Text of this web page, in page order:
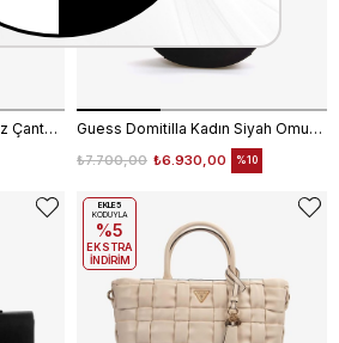
Guess Marion Kadın Çapraz Çanta HWWG8072190 Guess Domitilla Kadın Siyah Omuz Çantası HWSE7534720
₺6.930,00
₺7.700,00 %10
EKLE5
KODUYLA
%5
EKSTRA
İNDİRİM